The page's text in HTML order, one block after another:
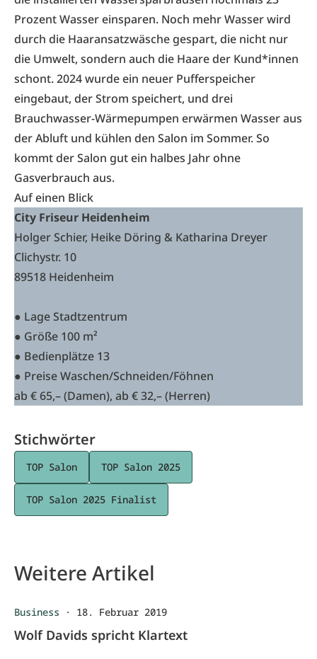
Prozent Wasser einsparen. Noch mehr Wasser wird
durch die Haaransatzwäsche gespart, die nicht nur
die Umwelt, sondern auch die Haare der Kund*innen
schont. 2024 wurde ein neuer Pufferspeicher
eingebaut, der Strom speichert, und drei
Brauchwasser-Wärmepumpen erwärmen Wasser aus
der Abluft und kühlen den Salon im Sommer. So
kommt der Salon gut ein halbes Jahr ohne
Gasverbrauch aus.
Auf einen Blick
City Friseur Heidenheim
Holger Schier, Heike Döring & Katharina Dreyer
Clichystr. 10
89518 Heidenheim
● Lage Stadtzentrum
● Größe 100 m²
● Bedienplätze 13
● Preise Waschen/Schneiden/Föhnen
ab € 65,– (Damen), ab € 32,– (Herren)
Stichwörter
TOP Salon TOP Salon 2025
TOP Salon 2025 Finalist
Weitere Artikel
Business · 18. Februar 2019
Wolf Davids spricht Klartext